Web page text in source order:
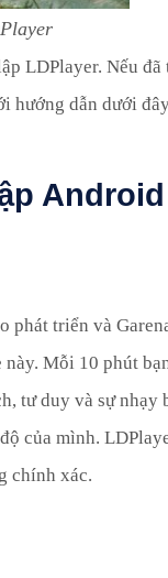
LDPlayer. Nếu đã
hướng dẫn dưới
Android
phát triển và
Mỗi 10 phút
tư duy và sự nhạy
của mình.
chính xác.